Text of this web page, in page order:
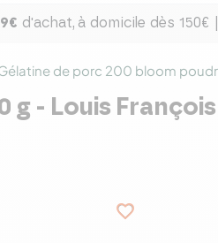
d'achat, à domicile dès 150€ |
de porc 200 bloom
g - Louis François
favorite_border